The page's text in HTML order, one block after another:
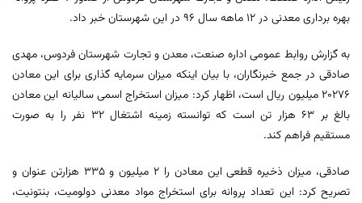
بهره برداری معدنی در 12 ماهه سال 96 در این شهرستان خبر داد.
به گزارش روابط عمومی اداره صنعت، معدن و تجارت شهرستان فردوس، مهدی
صادقی در جمع خبرنگاران، با بیان اینکه میزان سرمایه گذاری برای این معادن
20276 میلیون ریال است، اظهار کرد: میزان استخراج اسمی سالیانه این معادن
بالغ بر 63 هزار تن است که توانسته زمینه اشتغال 32 نفر را به صورت
مستقیم فراهم کند.
صادقی، میزان ذخیره قطعی این معادن را 2 میلیون و 335 هزارتن عنوان و
تصریح کرد: این تعداد پروانه برای استخراج مواد معدنی دولومیت، بنتونیت،